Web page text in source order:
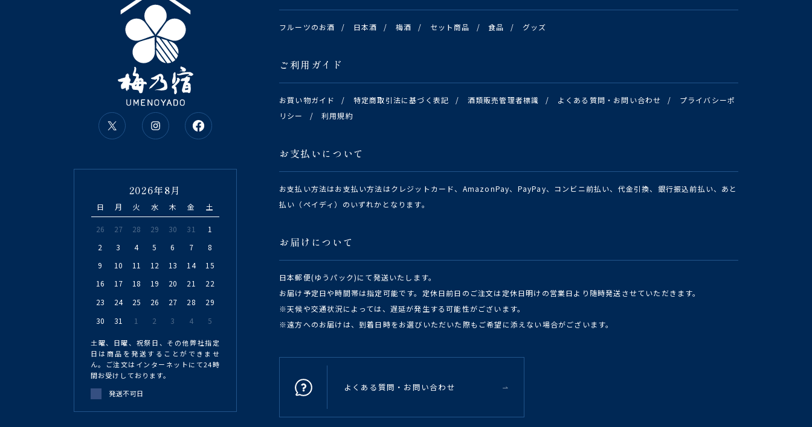
フルーツのお酒 / 日本酒 / 梅酒 / セット商品 / 食品 / グッズ
ご利用ガイド
お買い物ガイド / 特定商取引法に基づく表記 / 酒類販売管理者標識 / よくある質問・お問い合わせ /
プライバシーポ
リシー
/ 利用規約
お支払いについて
お支払い方法はお支払い方法はクレジットカード、AmazonPay、PayPay、コンビニ前払い、代金引換、銀行振込前払い、あと
払い（ペイディ）のいずれかとなります。
お届けについて
日本郵便(ゆうパック)にて発送いたします。
お届け予定日や時間帯は指定可能です。定休日前日のご注文は定休日明けの営業日より随時発送させていただきます。
※天候や交通状況によっては、遅延が発生する可能性がございます。
※遠方へのお届けは、到着日時をお選びいただいた際もご希望に添えない場合がございます。
よくある質問・お問い合わせ
2026年8月
日 月 火 水 木 金 土
26 27 28 29 30 31
1
2
3 4 5 6 7
8
9
10 11 12 13 14
15
16
17 18 19 20 21
22
23
24 25 26 27 28
29
30
31 1 2 3 4 5
土曜、日曜、祝祭日、その他弊社指定
日は商品を発送することができませ
ん。ご注文はインターネットにて24時
間お受けしております。
発送不可日